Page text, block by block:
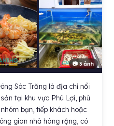
📷 3 ảnh
Sóc Trăng là địa chỉ nổi
tại khu vực Phú Lợi, phù
bạn, tiếp khách hoặc
gian nhà hàng rộng, có